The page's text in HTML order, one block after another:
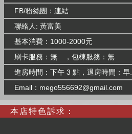
FB/粉絲團： 連結
聯絡人: 黃富美
基本消費：1000-2000元
刷卡服務：無 ，包棟服務：無
進房時間：下午 3 點，退房時間：早
Email： mego556692@gmail.com
本店特色訴求：